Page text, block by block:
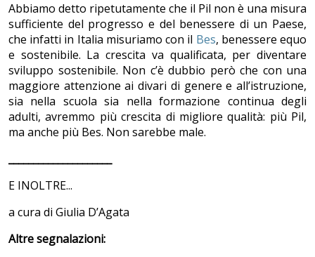
Abbiamo detto ripetutamente che il Pil non è una misura
sufficiente del progresso e del benessere di un Paese,
che infatti in Italia misuriamo con il Bes, benessere equo
e sostenibile. La crescita va qualificata, per diventare
sviluppo sostenibile. Non c’è dubbio però che con una
maggiore attenzione ai divari di genere e all’istruzione,
sia nella scuola sia nella formazione continua degli
adulti, avremmo più crescita di migliore qualità: più Pil,
ma anche più Bes. Non sarebbe male.
E INOLTRE...
a cura di Giulia D’Agata
Altre segnalazioni: